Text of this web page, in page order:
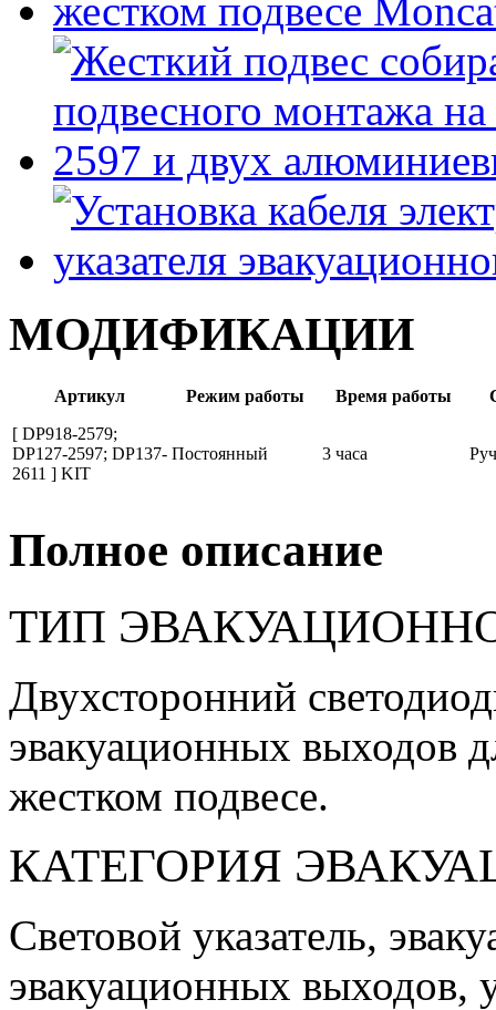
МОДИФИКАЦИИ
Артикул Режим работы Время работы
[ DP918-2579;
DP127-2597; DP137-
2611 ] KIT
Постоянный 3 часа
Полное описание
ТИП
Двухсторонний
эвакуационных выходов
жестком подвесе.
КАТЕГОРИЯ
Световой указатель,
эвакуационных выходов,